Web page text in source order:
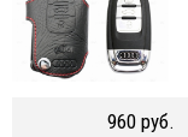
960 руб.